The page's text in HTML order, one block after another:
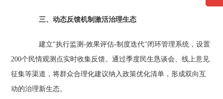
三、动态反馈机制激活治理生态
建立"执行监测-效果评估-制度迭代"闭环管理系统，设置
200个民情观测点实时收集反馈。通过季度民生恳谈会、线上意见
征集等渠道，将群众合理化建议纳入政策优化清单，形成双向互
动的治理新生态。